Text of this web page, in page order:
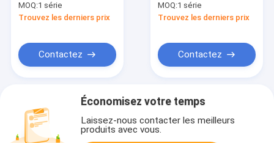
RC Forage marteaux
SRC545
MOQ:1 série
Trouvez les derniers prix
Contactez
sont classées dans
la catégorie des
détachées.
MOQ:1 série
Trouvez les derniers prix
Contactez
Économisez votre temps
Laissez-nous contacter les meilleurs
produits avec vous.